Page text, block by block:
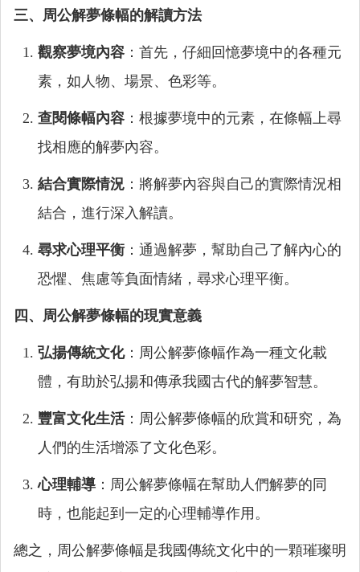
三、周公解夢條幅的解讀方法
觀察夢境內容 ：首先，仔細回憶夢境中的各種元
素，如人物、場景、色彩等。
查閱條幅內容 ：根據夢境中的元素，在條幅上尋
找相應的解夢內容。
結合實際情況 ：將解夢內容與自己的實際情況相
結合，進行深入解讀。
尋求心理平衡 ：通過解夢，幫助自己了解內心的
恐懼、焦慮等負面情緒，尋求心理平衡。
四、周公解夢條幅的現實意義
弘揚傳統文化：周公解夢條幅作為一種文化載
體，有助於弘揚和傳承我國古代的解夢智慧。
豐富文化生活：周公解夢條幅的欣賞和研究，為
人們的生活增添了文化色彩。
心理輔導 ：周公解夢條幅在幫助人們解夢的同
時，也能起到一定的心理輔導作用。
總之，周公解夢條幅是我國傳統文化中的一顆璀璨明